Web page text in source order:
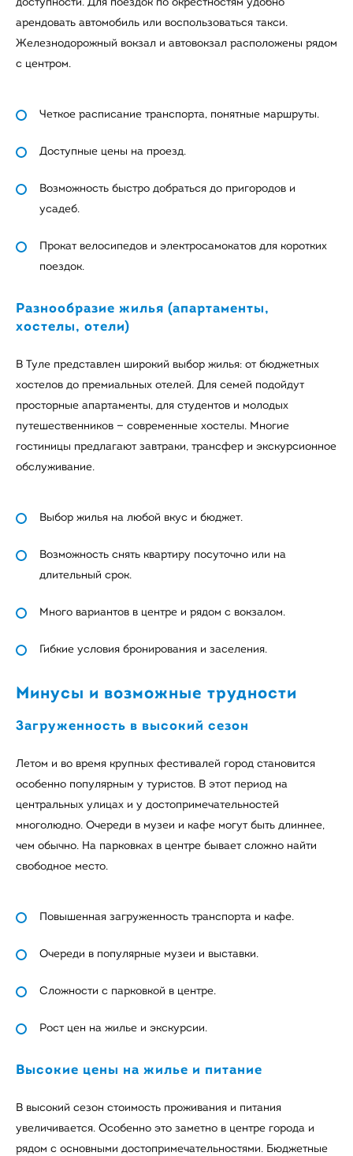
арендовать автомобиль или воспользоваться такси.
Железнодорожный вокзал и автовокзал расположены рядом
с центром.
Четкое расписание транспорта, понятные маршруты.
Доступные цены на проезд.
Возможность быстро добраться до пригородов и
усадеб.
Прокат велосипедов и электросамокатов для коротких
поездок.
Разнообразие жилья (апартаменты,
хостелы, отели)
В Туле представлен широкий выбор жилья: от бюджетных
хостелов до премиальных отелей. Для семей подойдут
просторные апартаменты, для студентов и молодых
путешественников — современные хостелы. Многие
гостиницы предлагают завтраки, трансфер и экскурсионное
обслуживание.
Выбор жилья на любой вкус и бюджет.
Возможность снять квартиру посуточно или на
длительный срок.
Много вариантов в центре и рядом с вокзалом.
Гибкие условия бронирования и заселения.
Минусы и возможные трудности
Загруженность в высокий сезон
Летом и во время крупных фестивалей город становится
особенно популярным у туристов. В этот период на
центральных улицах и у достопримечательностей
многолюдно. Очереди в музеи и кафе могут быть длиннее,
чем обычно. На парковках в центре бывает сложно найти
свободное место.
Повышенная загруженность транспорта и кафе.
Очереди в популярные музеи и выставки.
Сложности с парковкой в центре.
Рост цен на жилье и экскурсии.
Высокие цены на жилье и питание
В высокий сезон стоимость проживания и питания
увеличивается. Особенно это заметно в центре города и
рядом с основными достопримечательностями. Бюджетные